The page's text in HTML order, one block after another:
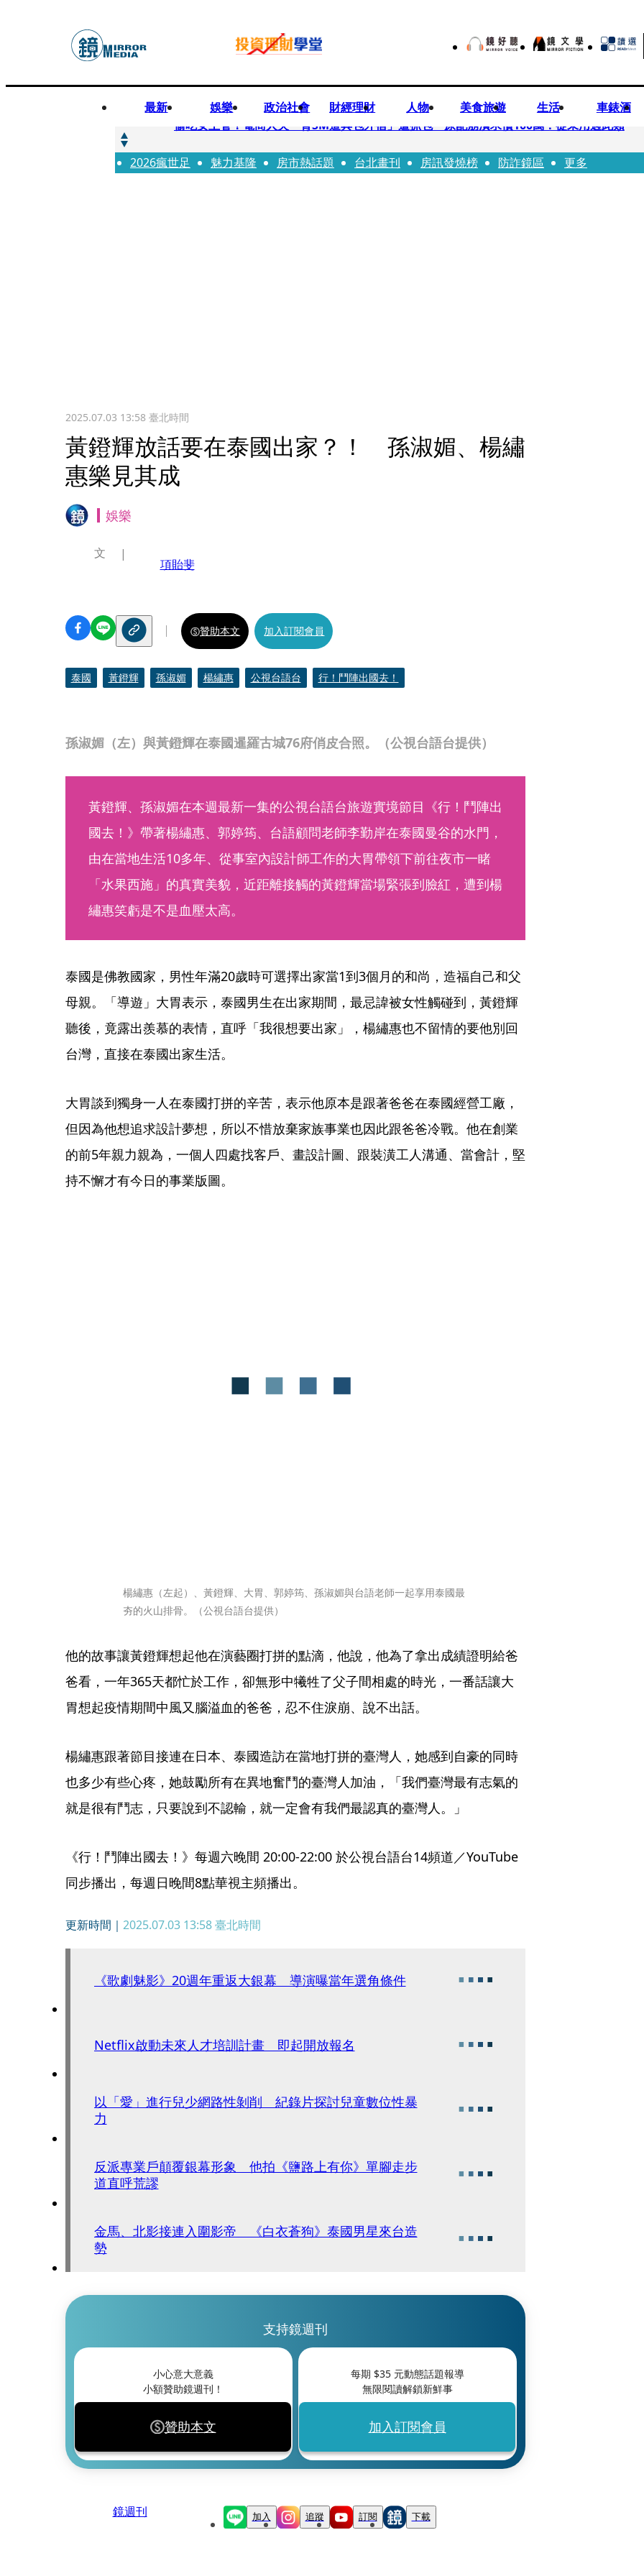
最新 娛樂 政治社會 財經理財 人物 美食旅遊 生活 車錶酒
快訊
偷吃女主管！電商人夫「背SM道具包外宿」遭抓包 原配崩潰求償100萬：從未用過此類
快訊
狂曬柯文哲電子手環形象照 陳佩琪嗨喊太帥「每張都好看」：清清白白
2026瘋世足 魅力基隆 房市熱話題 台北畫刊 房訊發燒榜 防詐鏡區 更多
2025.07.03 13:58臺北時間
黃鐙輝放話要在泰國出家？！ 孫淑媚、楊繡
惠樂見其成
娛樂
孫淑媚（左）與黃鐙輝在泰國暹羅古城76府俏皮合照。（公視台語台提供）
文
項貽斐
贊助本文 加入訂閱會員
泰國 黃鐙輝 孫淑媚 楊繡惠 公視台語台 行！鬥陣出國去！
黃鐙輝、孫淑媚在本週最新一集的公視台語台旅遊實境節目《行！鬥陣出
國去！》帶著楊繡惠、郭婷筠、台語顧問老師李勤岸在泰國曼谷的水門，
由在當地生活10多年、從事室內設計師工作的大胃帶領下前往夜市一睹
「水果西施」的真實美貌，近距離接觸的黃鐙輝當場緊張到臉紅，遭到楊
繡惠笑虧是不是血壓太高。
泰國是佛教國家，男性年滿20歲時可選擇出家當1到3個月的和尚，造福自己和父
母親。「導遊」大胃表示，泰國男生在出家期間，最忌諱被女性觸碰到，黃鐙輝
聽後，竟露出羨慕的表情，直呼「我很想要出家」，楊繡惠也不留情的要他別回
台灣，直接在泰國出家生活。
大胃談到獨身一人在泰國打拼的辛苦，表示他原本是跟著爸爸在泰國經營工廠，
但因為他想追求設計夢想，所以不惜放棄家族事業也因此跟爸爸冷戰。他在創業
的前5年親力親為，一個人四處找客戶、畫設計圖、跟裝潢工人溝通、當會計，堅
持不懈才有今日的事業版圖。
楊繡惠（左起）、黃鐙輝、大胃、郭婷筠、孫淑媚與台語老師一起享用泰國最
夯的火山排骨。（公視台語台提供）
他的故事讓黃鐙輝想起他在演藝圈打拼的點滴，他說，他為了拿出成績證明給爸
爸看，一年365天都忙於工作，卻無形中犧牲了父子間相處的時光，一番話讓大
胃想起疫情期間中風又腦溢血的爸爸，忍不住淚崩、說不出話。
楊繡惠跟著節目接連在日本、泰國造訪在當地打拼的臺灣人，她感到自豪的同時
也多少有些心疼，她鼓勵所有在異地奮鬥的臺灣人加油，「我們臺灣最有志氣的
就是很有鬥志，只要說到不認輸，就一定會有我們最認真的臺灣人。」
《行！鬥陣出國去！》每週六晚間 20:00-22:00 於公視台語台14頻道／YouTube
同步播出，每週日晚間8點華視主頻播出。
更新時間｜ 2025.07.03 13:58臺北時間
《歌劇魅影》20週年重返大銀幕 導演曝當年選角條件
Netflix啟動未來人才培訓計畫 即起開放報名
以「愛」進行兒少網路性剝削 紀錄片探討兒童數位性暴
力
反派專業戶顛覆銀幕形象 他拍《鹽路上有你》單腳走步
道直呼荒謬
金馬、北影接連入圍影帝 《白衣蒼狗》泰國男星來台造
勢
支持鏡週刊
小心意大意義
小額贊助鏡週刊！
贊助本文
每期 $35元動態話題報導
無限閱讀解鎖新鮮事
加入訂閱會員
鏡週刊 加入 追蹤 訂閱 下載